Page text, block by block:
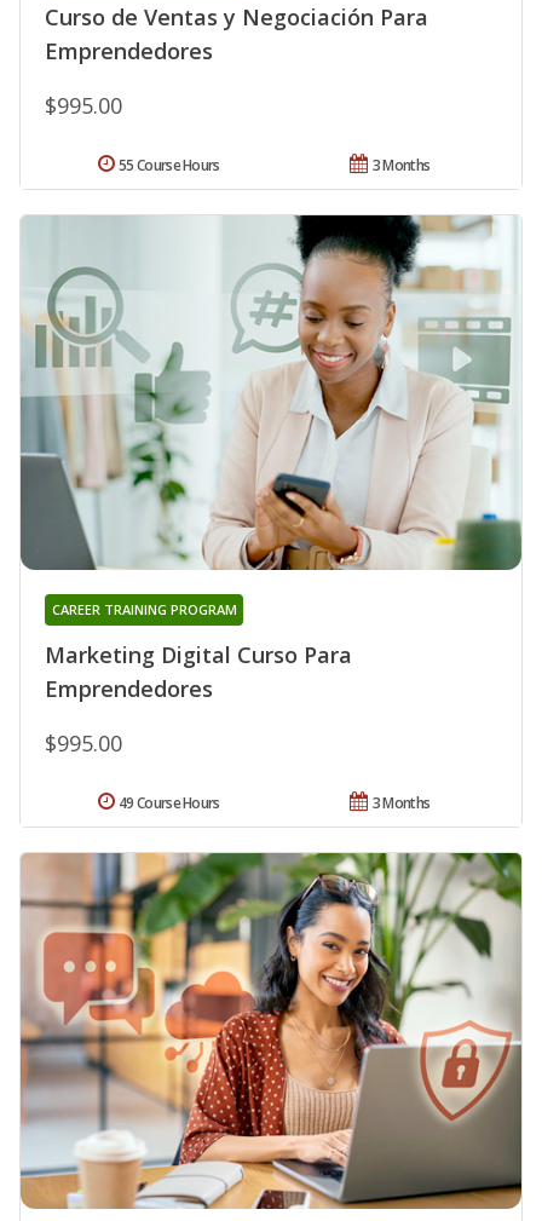
Curso de Ventas y Negociación Para
Emprendedores
$995.00
3 Months
55 Course Hours
Marketing Digital Curso Para
Emprendedores
CAREER TRAINING PROGRAM
$995.00
3 Months
49 Course Hours